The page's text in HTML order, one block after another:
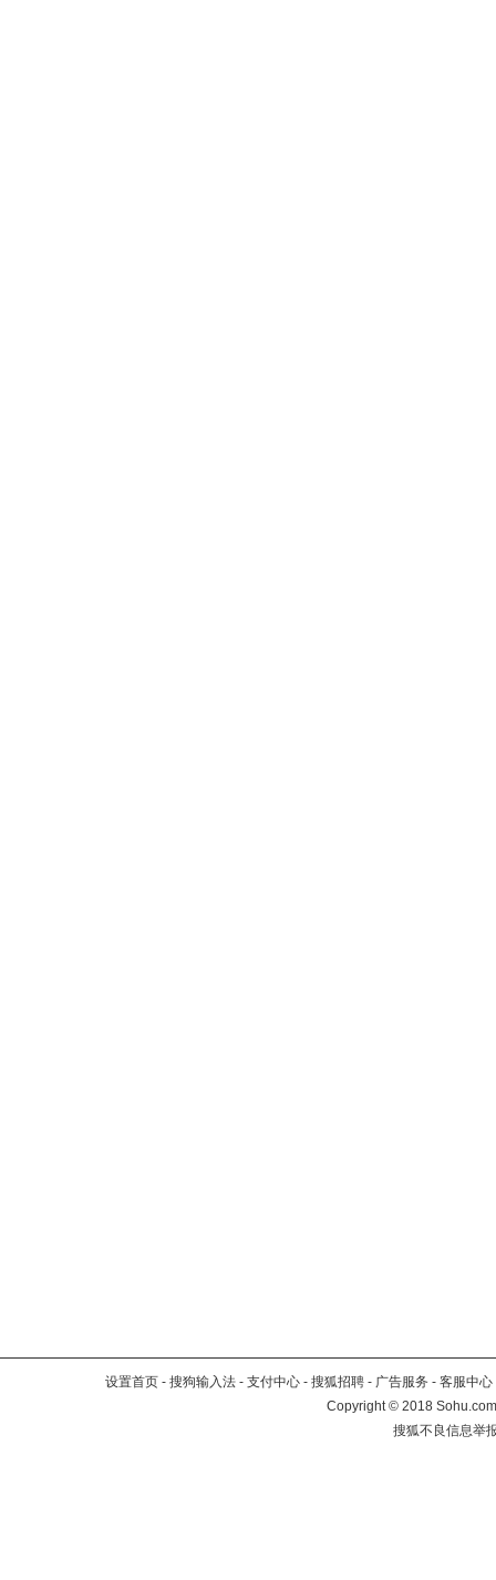
设置首页 - 搜狗输入法 - 支付中心 - 搜狐招聘 - 广告服务 - 客服中心
Copyright©2018
搜狐不良信息举